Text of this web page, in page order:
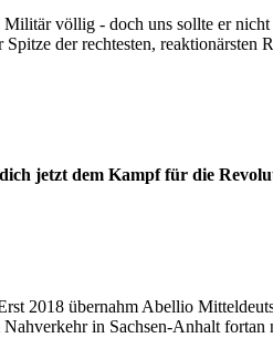
völlig - doch uns sollte er
der rechtesten, reaktionärsten
jetzt dem Kampf für die
2018 übernahm Abellio
in Sachsen-Anhalt